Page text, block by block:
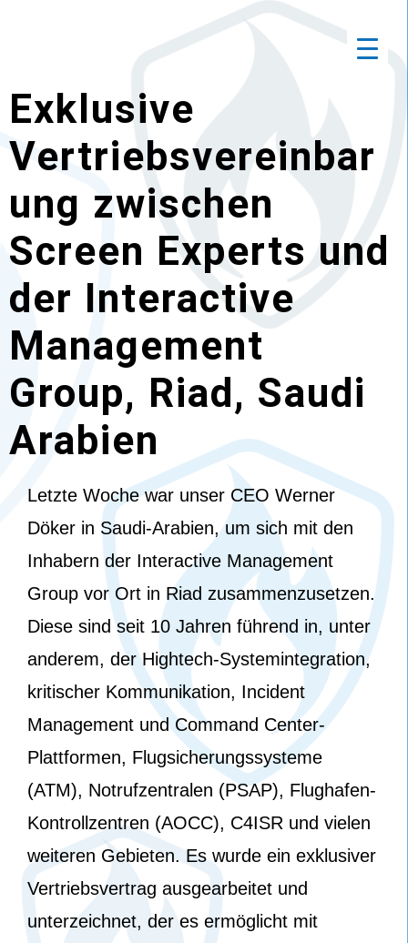
Exklusive
Vertriebsvereinbar
ung zwischen
Screen Experts und
der Interactive
Management
Group, Riad, Saudi
Arabien
Letzte Woche war unser CEO Werner
Döker in Saudi-Arabien, um sich mit den
Inhabern der Interactive Management
Group vor Ort in Riad zusammenzusetzen.
Diese sind seit 10 Jahren führend in, unter
anderem, der Hightech-Systemintegration,
kritischer Kommunikation, Incident
Management und Command Center-
Plattformen, Flugsicherungssysteme
(ATM), Notrufzentralen (PSAP), Flughafen-
Kontrollzentren (AOCC), C4ISR und vielen
weiteren Gebieten. Es wurde ein exklusiver
Vertriebsvertrag ausgearbeitet und
unterzeichnet, der es ermöglicht mit